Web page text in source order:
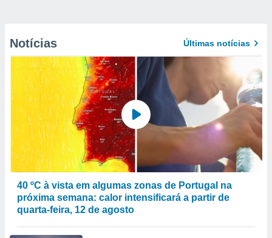
Notícias Últimas notícias
40 ºC à vista em algumas zonas de Portugal na
próxima semana: calor intensificará a partir de
quarta-feira, 12 de agosto